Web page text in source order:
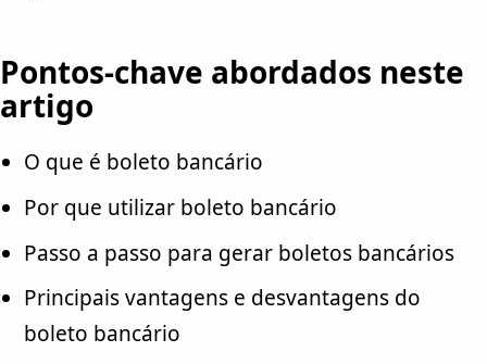
Pontos-chave abordados neste
artigo
O que é boleto bancário
Por que utilizar boleto bancário
Passo a passo para gerar boletos bancários
Principais vantagens e desvantagens do
boleto bancário